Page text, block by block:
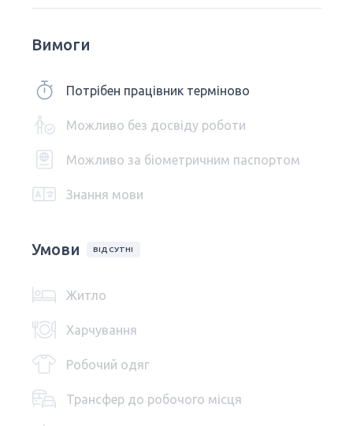
Вимоги
Потрібен працівник терміново
Можливо без досвіду роботи
Можливо за біометричним паспортом
Знання мови
Умови ВІДСУТНІ
Житло
Харчування
Робочий одяг
Трансфер до робочого місця